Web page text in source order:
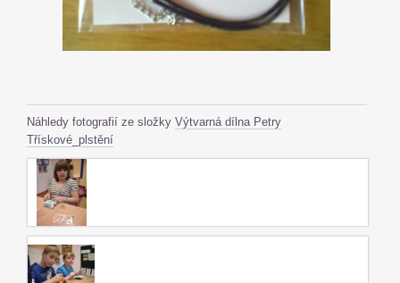
Náhledy fotografií ze složky Výtvarná dílna Petry
Třískové_plstění